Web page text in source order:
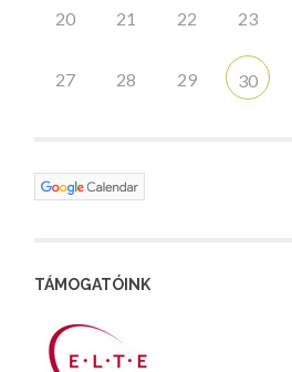
20 21 22 23
27 28 29 30
TÁMOGATÓINK